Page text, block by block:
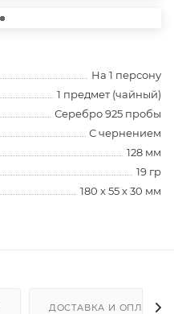
На 1 персону
1 предмет (чайный)
Серебро 925 пробы
С чернением
128 мм
19 гр
180 х 55 х 30 мм
ДОСТАВКА И ОПЛАТА